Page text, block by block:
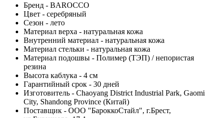
Бренд - BAROCCO
Цвет - серебряный
Сезон - лето
Материал верха - натуральная кожа
Внутренний материал - натуральная кожа
Материал стельки - натуральная кожа
Материал подошвы - Полимер (ТЭП) / непористая
резина
Высота каблука - 4 см
Гарантийный срок - 30 дней
Изготовитель - Chaoyang District Industrial Park, Gaomi
City, Shandong Province (Китай)
Поставщик - ООО "БароккоСтайл", г.Брест,